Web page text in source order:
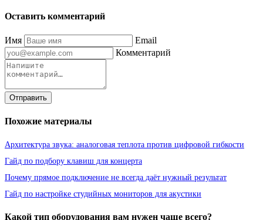
Оставить комментарий
Имя
Email
Комментарий
Отправить
Похожие материалы
Архитектура звука: аналоговая теплота против цифровой гибкости
Гайд по подбору клавиш для концерта
Почему прямое подключение не всегда даёт нужный результат
Гайд по настройке студийных мониторов для акустики
Какой тип оборудования вам нужен чаще всего?